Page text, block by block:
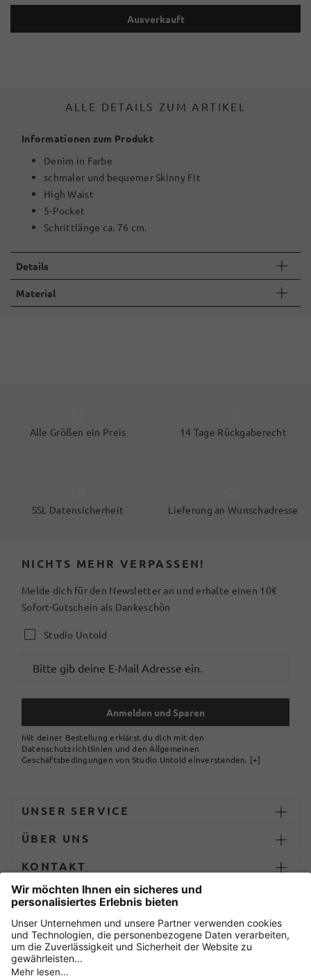
Ausverkauft
ALLE DETAILS ZUM ARTIKEL
Informationen zum Produkt
Denim in Farbe
schmaler und bequemer Skinny Fit
High Waist
5-Pocket
Schrittlänge ca. 76 cm.
Details
Material
Alle Größen ein Preis 14 Tage Rückgaberecht
SSL Datensicherheit Lieferung an Wunschadresse
NICHTS MEHR VERPASSEN!
Melde dich für den Newsletter an und erhalte einen 10€
Sofort-Gutschein als Dankeschön
Studio Untold
Anmelden und Sparen
Mit deiner Bestellung erklärst du dich mit den
Datenschutzrichtlinien und den Allgemeinen
Geschäftsbedingungen von Studio Untold einverstanden. [+]
UNSER SERVICE
ÜBER UNS
KONTAKT
ZAHLUNG UND LIEFERUNG
Sicher einkaufen mit